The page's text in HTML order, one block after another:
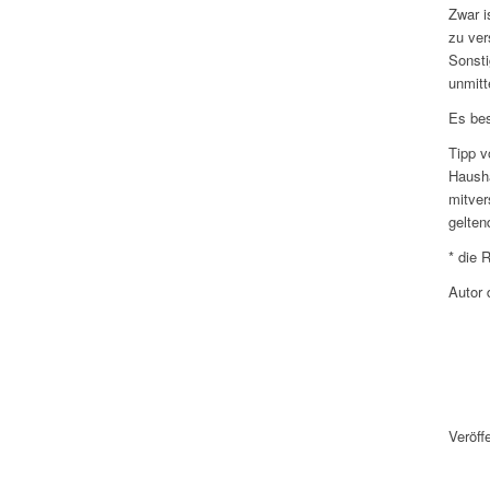
Zwar
zu
Es
Tipp
* die
Autor